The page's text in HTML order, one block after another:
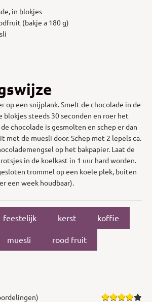
in blokjes
(bakje a 180 g)
op een snijplank. Smelt de chocolade in de
blokjes steeds 30 seconden en roer het
chocolade is gesmolten en schep er dan
met de muesli door. Schep met 2 lepels ca.
op het bakpapier. Laat de
in de koelkast in 1 uur hard worden.
trommel op een koele plek, buiten
een week houdbaar).
feestelijk kerst koffie
muesli rood fruit